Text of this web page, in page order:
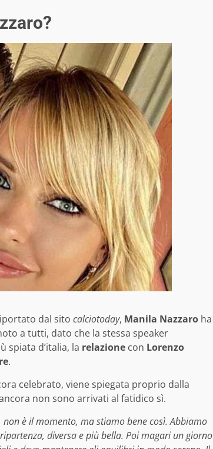
dal sito calciotoday, Manila Nazzaro ha
a tutti, dato che la stessa speaker
spiata d’italia, la relazione con Lorenzo
.
celebrato, viene spiegata proprio dalla
non sono arrivati al fatidico sì.
è il momento, ma stiamo bene così. Abbiamo
diversa e più bella. Poi magari un giorno